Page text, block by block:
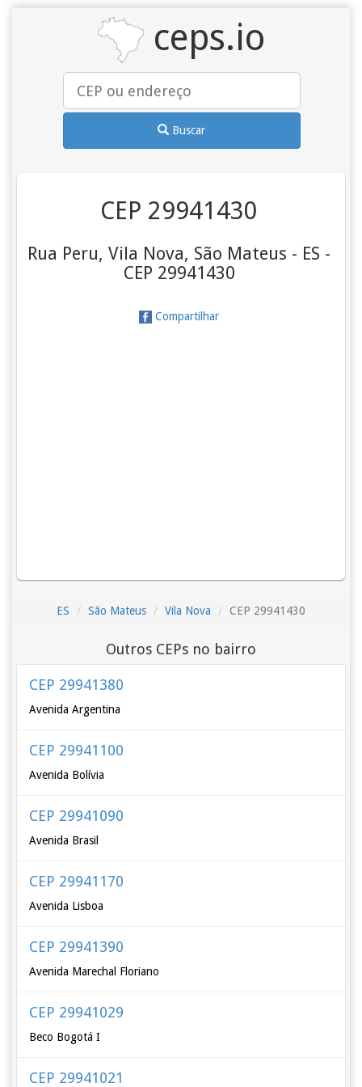
ceps.io
Buscar
CEP 29941430
Rua Peru, Vila Nova, São Mateus - ES -
CEP 29941430
Compartilhar
ES São Mateus Vila Nova CEP 29941430
Outros CEPs no bairro
CEP 29941380
Avenida Argentina
CEP 29941100
Avenida Bolívia
CEP 29941090
Avenida Brasil
CEP 29941170
Avenida Lisboa
CEP 29941390
Avenida Marechal Floriano
CEP 29941029
Beco Bogotá I
CEP 29941021